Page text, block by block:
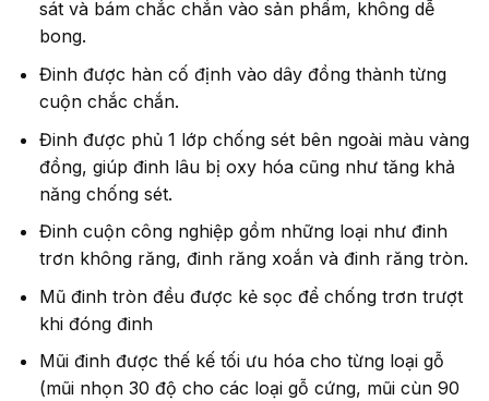
sát và bám chắc chắn vào sản phẩm, không dễ
bong.
Đinh được hàn cố định vào dây đồng thành từng
cuộn chắc chắn.
Đinh được phủ 1 lớp chống sét bên ngoài màu vàng
đồng, giúp đinh lâu bị oxy hóa cũng như tăng khả
năng chống sét.
Đinh cuộn công nghiệp gồm những loại như đinh
trơn không răng, đinh răng xoắn và đinh răng tròn.
Mũ đinh tròn đều được kẻ sọc để chống trơn trượt
khi đóng đinh
Mũi đinh được thế kế tối ưu hóa cho từng loại gỗ
(mũi nhọn 30 độ cho các loại gỗ cứng, mũi cùn 90